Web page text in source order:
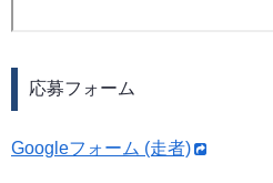
応募フォーム
Googleフォーム (走者)